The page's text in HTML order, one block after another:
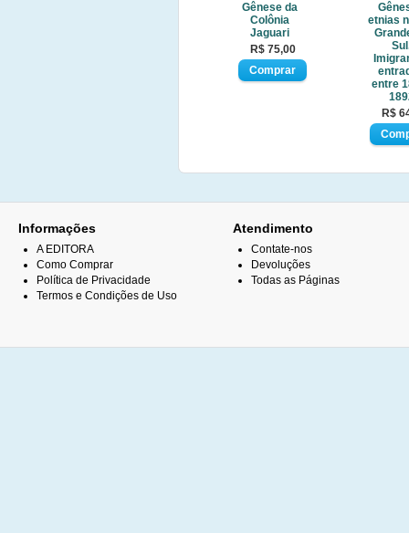
Gênese da
Colônia
Jaguari
R$ 75,00
etnias
entre
R$
Informações
A EDITORA
Como Comprar
Política de Privacidade
Termos e Condições de Uso
Atendimento
Contate-nos
Devoluções
Todas as Páginas